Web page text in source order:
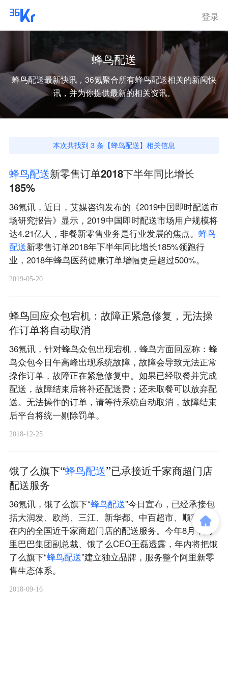
登录
蜂鸟配送
蜂鸟配送最新快讯，36氪聚合所有蜂鸟配送相关的新闻快
讯，并为你提供最新的相关资讯。
本次共找到 3 条【蜂鸟配送】相关信息
蜂鸟配送新零售订单2018下半年同比增长
185%
36氪讯，近日，艾媒咨询发布的《2019中国即时配送市
场研究报告》显示，2019中国即时配送市场用户规模将
达4.21亿人，非餐新零售业务是行业发展的焦点。 蜂鸟
配送新零售订单2018年下半年同比增长185%领跑行
业，2018年蜂鸟医药健康订单增幅更是超过500%。
2019-05-20
蜂鸟回应众包宕机：故障正紧急修复，无法操
作订单将自动取消
36氪讯，针对蜂鸟众包出现宕机，蜂鸟方面回应称：蜂
鸟众包今日午高峰出现系统故障，故障会导致无法正常
操作订单，故障正在紧急修复中。如果已经取餐并完成
配送，故障结束后将补还配送费；还未取餐可以放弃配
送。无法操作的订单，请等待系统自动取消，故障结束
后平台将统一剔除罚单。
2018-12-25
饿了么旗下“蜂鸟配送”已承接近千家商超门店
配送服务
36氪讯，饿了么旗下“蜂鸟配送”今日宣布，已经承接包
括大润发、欧尚、三江、新华都、中百超市、顺客隆等
在内的全国近千家商超门店的配送服务。今年8月，阿
里巴巴集团副总裁、饿了么CEO王磊透露，年内将把饿
了么旗下“蜂鸟配送”建立独立品牌，服务整个阿里新零
售生态体系。
2018-09-16